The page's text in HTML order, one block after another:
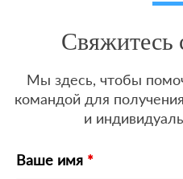
Мы здесь, чтобы
командой для
и
Ваше имя *